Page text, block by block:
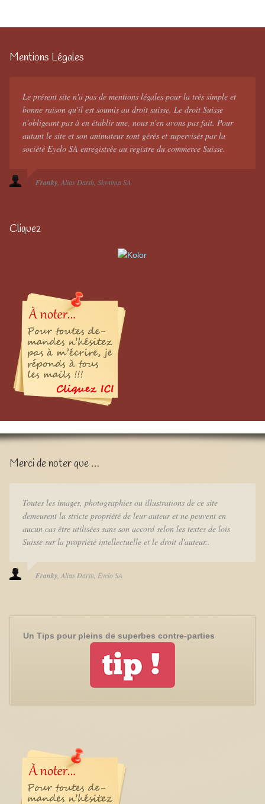
Mentions Légales
Le présent site n'a pas de mentions légales pour la très simple et
bonne raison qu'il est soumis au droit suisse. Le droit Suisse
n'obligeant pas à en établir une, nous n'en avons pas fait. Pour
autant le site et son animateur sont gérés et supervisés par la
société Eyelo SA enregistrée au registre du commerce Suisse.
Franky Alias Darth Skynima SA
Cliquez
Merci de noter que …
Toutes les images, photographies ou illustrations de ce site
demeurent la stricte propriété de leur auteur et ne peuvent en
aucun cas être utilisées sans son accord selon les textes de lois
Suisse sur la propriété intellectuelle et le droit d'auteur..
Franky Alias Darth Eyelo SA
Un Tips pour pleins de superbes contre-parties